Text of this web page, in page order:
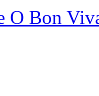
O Bon